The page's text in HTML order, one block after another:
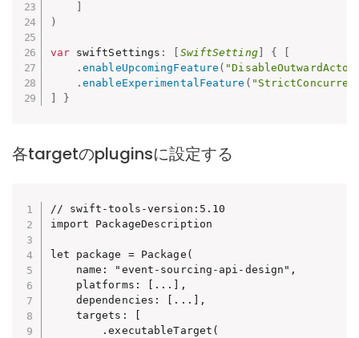
)
var swiftSettings : SwiftSetting] {
.enableUpcomingFeature (
.enableExperimentalFeature (
}
各targetのpluginsに設定する
// swift-tools-version:5.10
import PackageDescription
let package = Package(
    name: "event-sourcing-api-design",
    platforms: [...],
    dependencies: [...],
    targets: [
        .executableTarget(